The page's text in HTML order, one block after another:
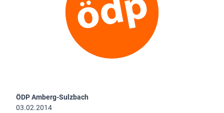
ÖDP Amberg-Sulzbach
03.02.2014